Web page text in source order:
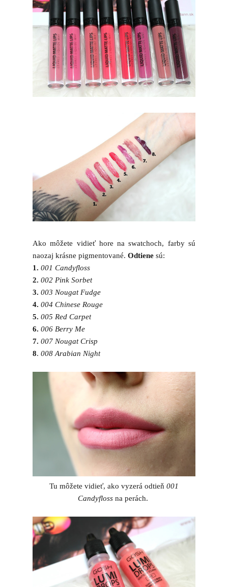
Ako môžete vidieť hore na swatchoch, farby sú
naozaj krásne pigmentované. Odtiene sú:
1. 001 Candyfloss
2. 002 Pink Sorbet
3. 003 Nougat Fudge
4. 004 Chinese Rouge
5. 005 Red Carpet
6. 006 Berry Me
7. 007 Nougat Crisp
8. 008 Arabian Night
Tu môžete vidieť, ako vyzerá odtieň 001
Candyfloss na perách.